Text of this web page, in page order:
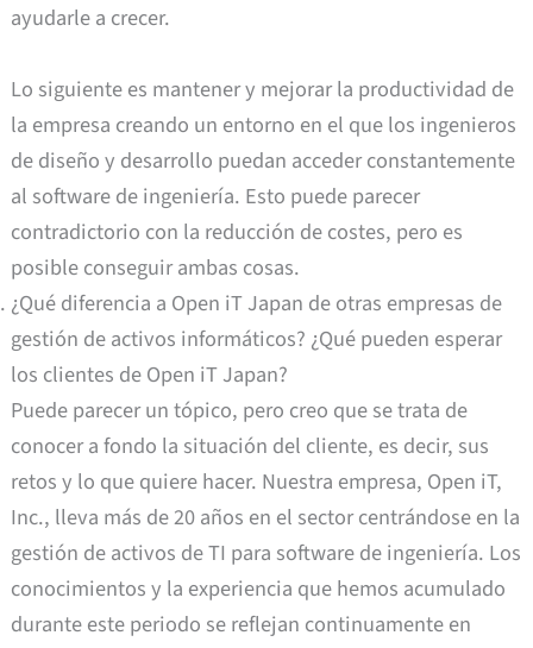
ayudarle a crecer.
Lo siguiente es mantener y mejorar la productividad de
la empresa creando un entorno en el que los ingenieros
de diseño y desarrollo puedan acceder constantemente
al software de ingeniería. Esto puede parecer
contradictorio con la reducción de costes, pero es
posible conseguir ambas cosas.
¿Qué diferencia a Open iT Japan de otras empresas de
gestión de activos informáticos? ¿Qué pueden esperar
los clientes de Open iT Japan?
Puede parecer un tópico, pero creo que se trata de
conocer a fondo la situación del cliente, es decir, sus
retos y lo que quiere hacer. Nuestra empresa, Open iT,
Inc., lleva más de 20 años en el sector centrándose en la
gestión de activos de TI para software de ingeniería. Los
conocimientos y la experiencia que hemos acumulado
durante este periodo se reflejan continuamente en